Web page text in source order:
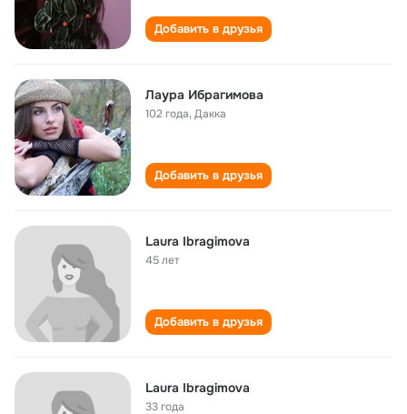
Добавить в друзья
Лаура Ибрагимова
102 года,Дакка
Добавить в друзья
Laura Ibragimova
45 лет
Добавить в друзья
Laura Ibragimova
33 года